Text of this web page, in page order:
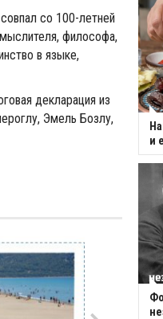
со 100-летней
философа,
в языке,
декларация из
Эмель Бозлу,
и